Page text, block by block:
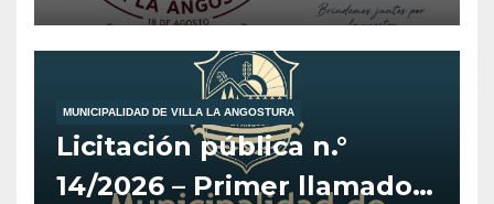
MUNICIPALIDAD DE VILLA LA ANGOSTURA
Licitación pública n.°
14/2026 – Primer llamado